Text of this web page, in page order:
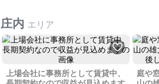
庄内 エリア
上場会社に事務所として賃貸中、
庭や